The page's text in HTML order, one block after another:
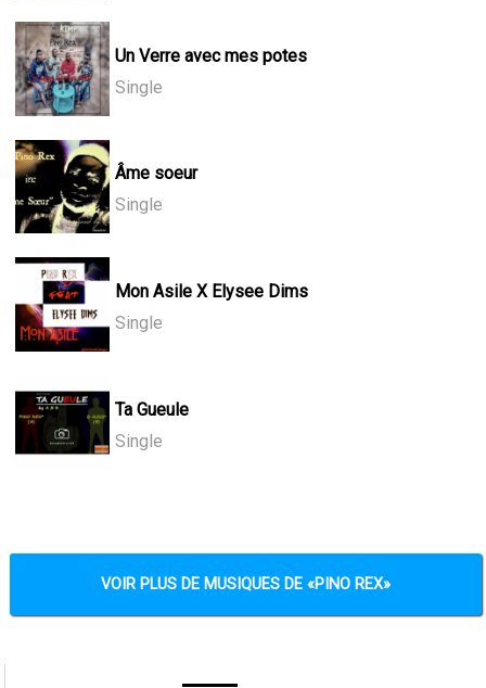
Un Verre avec mes potes
Single
Âme soeur
Single
Mon Asile X Elysee Dims
Single
Ta Gueule
Single
VOIR PLUS DE MUSIQUES DE PINO REX